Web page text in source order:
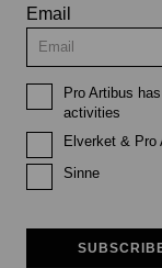
Email
Pro Artibus
activities
Elverket & Pro
Sinne